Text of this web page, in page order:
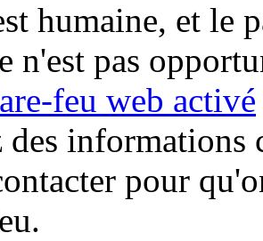
humaine, et le
n'est pas
feu web activé
des informations
pour